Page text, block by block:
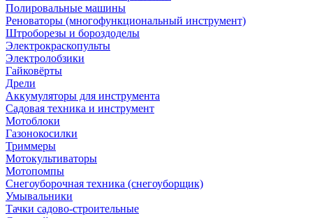
Полировальные машины
Реноваторы (многофункциональный инструмент)
Штроборезы и бороздоделы
Электрокраскопульты
Электролобзики
Гайковёрты
Дрели
Аккумуляторы для инструмента
Садовая техника и инструмент
Мотоблоки
Газонокосилки
Триммеры
Мотокультиваторы
Мотопомпы
Снегоуборочная техника (снегоуборщик)
Умывальники
Тачки садово-строительные